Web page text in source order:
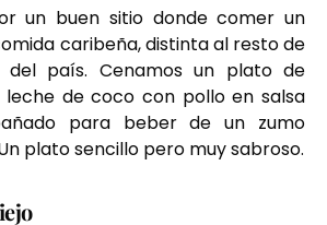
un buen sitio donde comer un
caribeña, distinta al resto de
del país. Cenamos un plato de
de coco con pollo en salsa
para beber de un zumo
plato sencillo pero muy sabroso.